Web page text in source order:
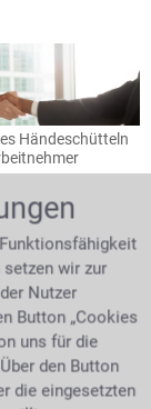
Händeschütteln
Begrenzung
maximale
Jahren, wenn
Vertrag endet
wegen
nur die
zwei
wir zur
Nutzer
Button „Cookies
uns für die
den Button
die eingesetzten